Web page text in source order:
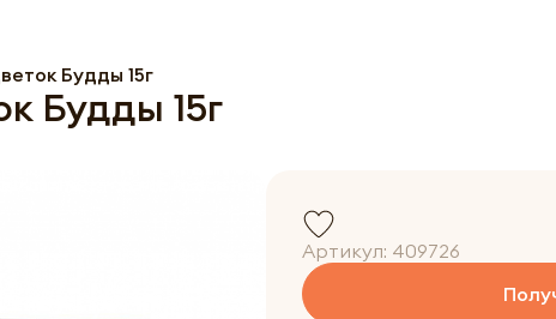
Будды 15г
Будды 15г
Артикул: 409726